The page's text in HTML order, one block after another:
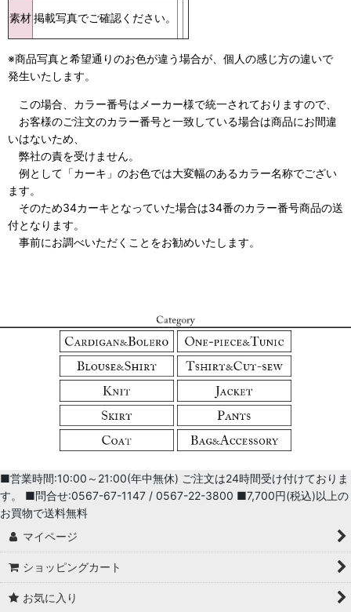
素材掲載写真でご確認ください。
※商品写真と希望通りのお色が違う場合が、個人の感じ方の違いで
発生いたします。
この場合、カラー番号はメーカー様で統一されておりますので、
お客様のご注文のカラー番号と一致している場合は商品にお間違
いはないため、
弊社の責を受けません。
例として「カーキ」のお色では大変幅のあるカラー名称でござい
ます。
そのため34カーキとなっていた場合は34番のカラー番号商品の送
付となります。
事前にお調べいただくことをお勧めいたします。
■営業時間:10:00～21:00(年中無休) ご注文は24時間受け付けておりま
す。 ■問合せ:0567-67-1147 / 0567-22-3800 ■7,700円(税込)以上の
お買物で送料無料
マイページ
ショッピングカート
お気に入り